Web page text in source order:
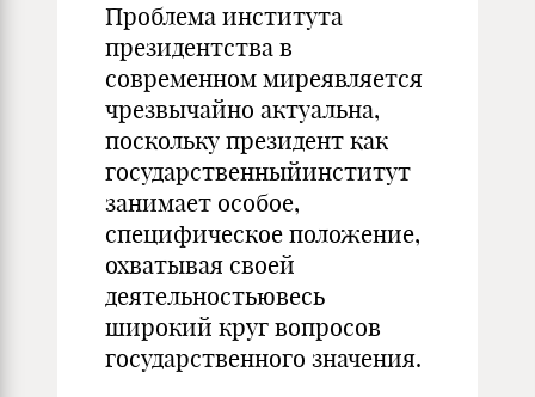
Проблема института
президентства в
современном миреявляется
чрезвычайно актуальна,
поскольку президент как
государственныйинститут
занимает особое,
специфическое положение,
охватывая своей
деятельностьювесь
широкий круг вопросов
государственного значения.